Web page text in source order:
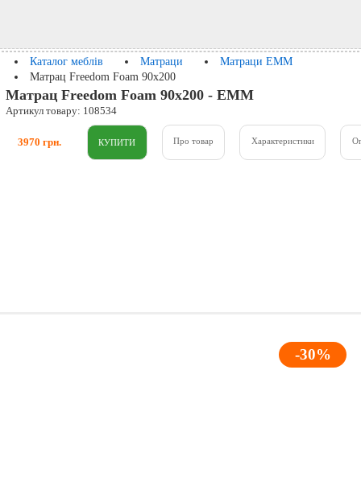
Каталог меблів Матраци
Матраци ЕММ
Матрац Freedom Foam 90x200
Матрац Freedom Foam 90x200 - ЕММ
Артикул товару: 108534
3970 грн. Про товар Характеристики
-30%